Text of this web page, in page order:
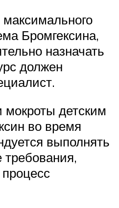
Бромгексина,
назначать
должен
детским
во время
выполнять